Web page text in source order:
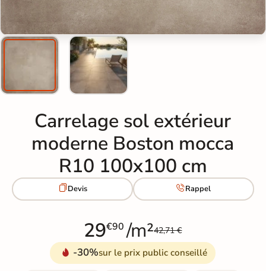
Carrelage sol extérieur
moderne Boston mocca
R10 100x100 cm
Devis Rappel
29€90 /m²42,71 €
-30%sur le prix public conseillé